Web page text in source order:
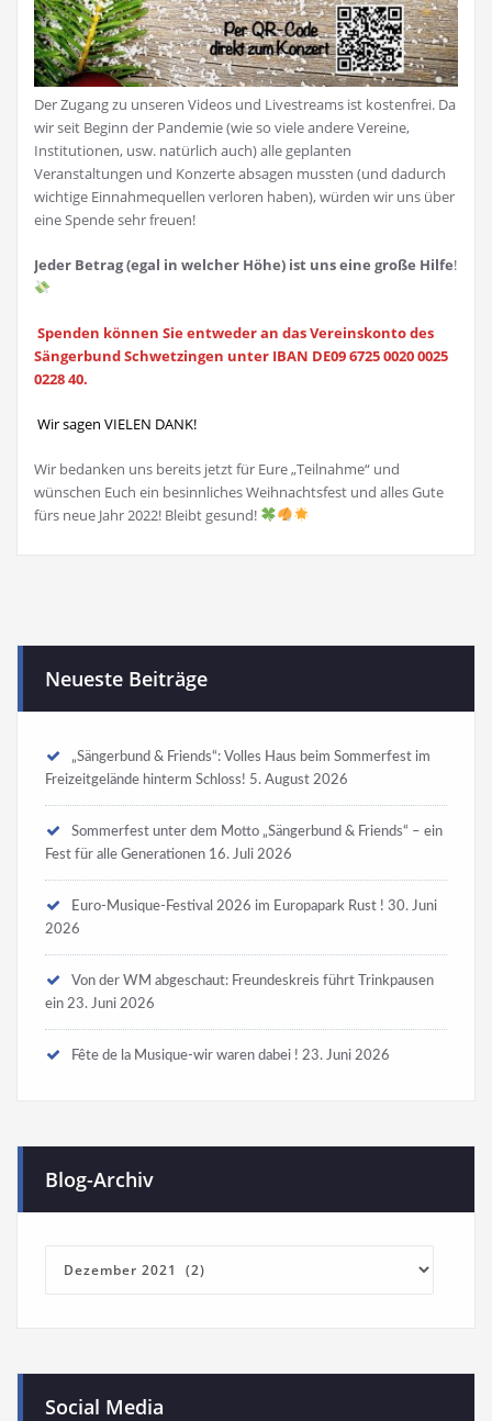
Der Zugang zu unseren Videos und Livestreams ist kostenfrei. Da
wir seit Beginn der Pandemie (wie so viele andere Vereine,
Institutionen, usw. natürlich auch) alle geplanten
Veranstaltungen und Konzerte absagen mussten (und dadurch
wichtige Einnahmequellen verloren haben), würden wir uns über
eine Spende sehr freuen!
Jeder Betrag (egal in welcher Höhe) ist uns eine große Hilfe!
Spenden können Sie entweder an das Vereinskonto des
Sängerbund Schwetzingen unter IBAN DE09 6725 0020 0025
0228 40.
Wir sagen VIELEN DANK!
Wir bedanken uns bereits jetzt für Eure „Teilnahme“ und
wünschen Euch ein besinnliches Weihnachtsfest und alles Gute
fürs neue Jahr 2022! Bleibt gesund!
Neueste Beiträge
„Sängerbund & Friends“: Volles Haus beim Sommerfest im
Freizeitgelände hinterm Schloss! 5. August 2026
Sommerfest unter dem Motto „Sängerbund & Friends“ – ein
Fest für alle Generationen 16. Juli 2026
Euro-Musique-Festival 2026 im Europapark Rust ! 30. Juni
2026
Von der WM abgeschaut: Freundeskreis führt Trinkpausen
ein 23. Juni 2026
Fête de la Musique-wir waren dabei ! 23. Juni 2026
Blog-Archiv
Archiv
Social Media